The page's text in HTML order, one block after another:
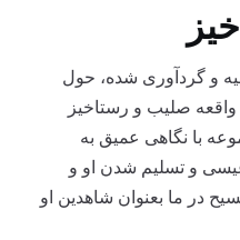
و گردآوری شده، حول
صلیب و رستاخیز
با نگاهی عمیق به
و تسلیم شدن او و
در ما بعنوان شاهدین او